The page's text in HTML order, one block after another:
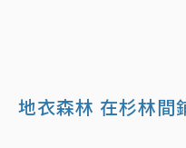
地衣森林 在杉林間